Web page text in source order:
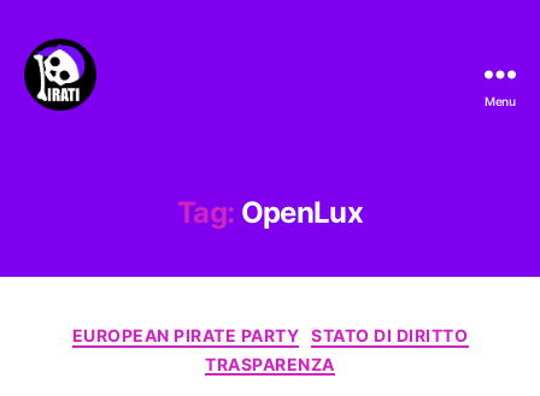
Menu
Tag: OpenLux
Categorie
EUROPEAN PIRATE PARTY
STATO DI DIRITTO
TRASPARENZA